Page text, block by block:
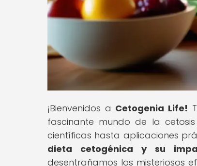
¡Bienvenidos a Cetogenia Life!
fascinante mundo de la
científicas hasta aplicaciones
dieta cetogénica y su
desentrañamos los misteriosos